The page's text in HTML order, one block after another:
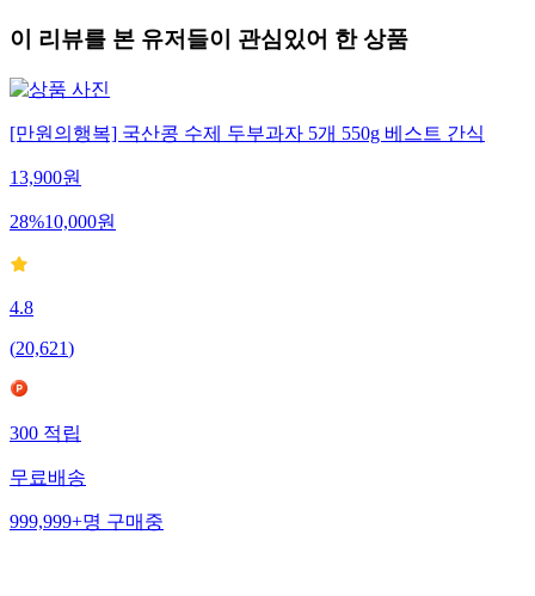
이 리뷰를 본 유저들이 관심있어 한 상품
[만원의행복] 국산콩 수제 두부과자 5개 550g 베스트 간식
13,900원
28%10,000원
4.8
(20,621)
300 적립
무료배송
999,999+명 구매중